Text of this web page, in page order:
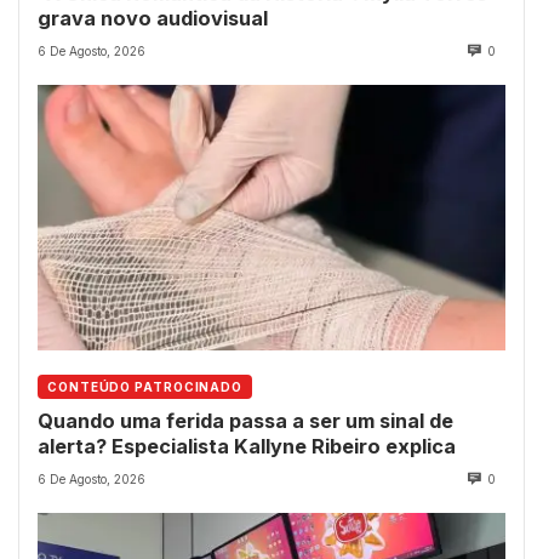
grava novo audiovisual
6 De Agosto, 2026 0
CONTEÚDO PATROCINADO
Quando uma ferida passa a ser um sinal de
alerta? Especialista Kallyne Ribeiro explica
6 De Agosto, 2026 0